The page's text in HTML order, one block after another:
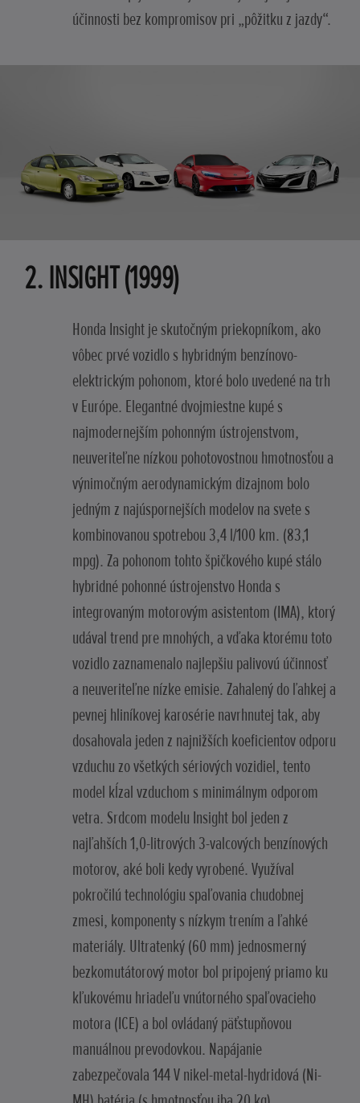
účinnosti bez kompromisov pri „pôžitku z jazdy“.
2. INSIGHT (1999)
Honda Insight je skutočným priekopníkom, ako
vôbec prvé vozidlo s hybridným benzínovo-
elektrickým pohonom, ktoré bolo uvedené na trh
v Európe. Elegantné dvojmiestne kupé s
najmodernejším pohonným ústrojenstvom,
neuveriteľne nízkou pohotovostnou hmotnosťou a
výnimočným aerodynamickým dizajnom bolo
jedným z najúspornejších modelov na svete s
kombinovanou spotrebou 3,4 l/100 km. (83,1
mpg). Za pohonom tohto špičkového kupé stálo
hybridné pohonné ústrojenstvo Honda s
integrovaným motorovým asistentom (IMA), ktorý
udával trend pre mnohých, a vďaka ktorému toto
vozidlo zaznamenalo najlepšiu palivovú účinnosť
a neuveriteľne nízke emisie. Zahalený do ľahkej a
pevnej hliníkovej karosérie navrhnutej tak, aby
dosahovala jeden z najnižších koeficientov odporu
vzduchu zo všetkých sériových vozidiel, tento
model kĺzal vzduchom s minimálnym odporom
vetra. Srdcom modelu Insight bol jeden z
najľahších 1,0-litrových 3-valcových benzínových
motorov, aké boli kedy vyrobené. Využíval
pokročilú technológiu spaľovania chudobnej
zmesi, komponenty s nízkym trením a ľahké
materiály. Ultratenký (60 mm) jednosmerný
bezkomutátorový motor bol pripojený priamo ku
kľukovému hriadeľu vnútorného spaľovacieho
motora (ICE) a bol ovládaný päťstupňovou
manuálnou prevodovkou. Napájanie
zabezpečovala 144 V nikel-metal-hydridová (Ni-